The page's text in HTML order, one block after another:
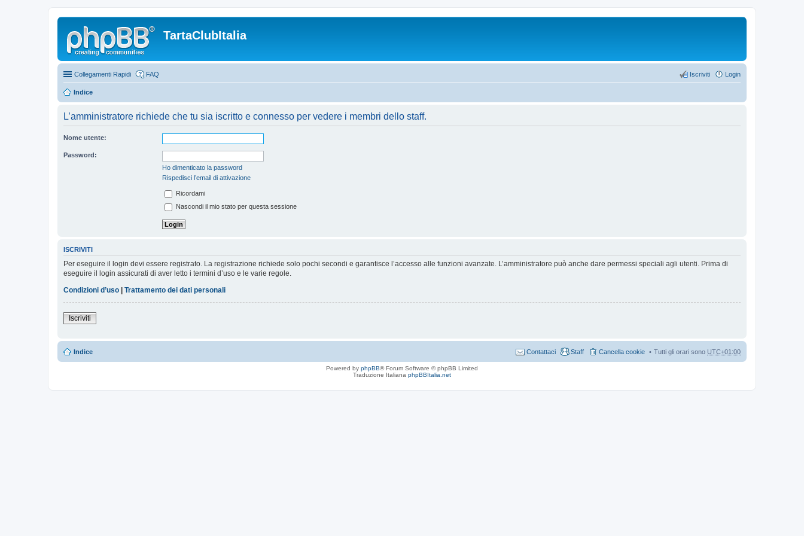
TartaClubItalia
Collegamenti Rapidi FAQ Login
Iscriviti
Indice
L’amministratore richiede che tu sia iscritto e connesso per vedere i membri dello staff.
Nome utente:
Password:
Ho dimenticato la password
Rispedisci l’email di attivazione
Ricordami
Nascondi il mio stato per questa sessione
ISCRIVITI
Per eseguire il login devi essere registrato. La registrazione richiede solo pochi secondi e garantisce l’accesso alle funzioni avanzate. L’amministratore può anche dare permessi speciali agli utenti. Prima di
eseguire il login assicurati di aver letto i termini d’uso e le varie regole.
Condizioni d’uso | Trattamento dei dati personali
Iscriviti
Indice Tutti gli orari sono UTC+01:00
Cancella cookie
Staff
Contattaci
Powered by phpBB® Forum Software © phpBB Limited
Traduzione Italiana phpBBItalia.net